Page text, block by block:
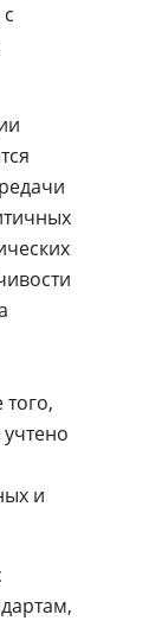
и